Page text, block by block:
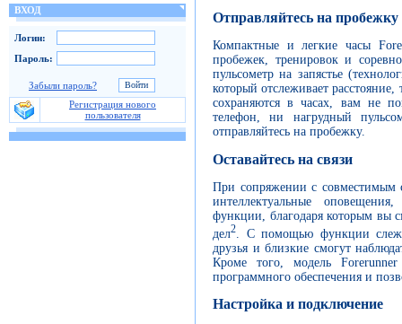
ВХОД
Логин:
Пароль:
Забыли пароль?
Регистрация нового
пользователя
Отправляйтесь на пробежку
Компактные и легкие часы
пробежек, тренировок и
пульсометр на запястье
который отслеживает
сохраняются в часах, вам не
телефон, ни нагрудный
отправляйтесь на пробежку.
Оставайтесь на связи
При сопряжении с совместимым
интеллектуальные
функции, благодаря которым вы
дел2 . С помощью функции
друзья и близкие смогут
Кроме того, модель Forerunner
программного обеспечения и
Настройка и подключение